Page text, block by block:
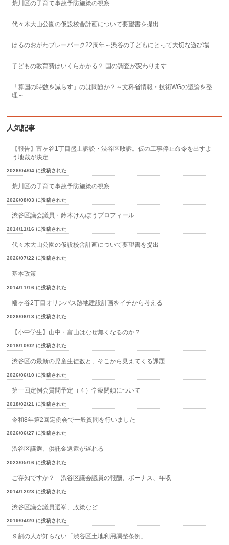
荒川区の子育て事故予防施策の視察
代々木大山公園の仮設校舎計画について要望書を提出
はるのおがわプレーパーク22周年～渋谷の子どもにとって大切な遊び場
子どもの教育費はいくらかかる？ 国の調査が変わります
「算国の時数を減らす」のは問題か？～文科省情報・技術WGの議論を整
理～
人気記事
【報告】富ヶ谷1丁目盛土訴訟・渋谷区敗訴。仮の工事停止命令を出すよ
う地裁が決定
2026/04/04 に投稿された
荒川区の子育て事故予防施策の視察
2026/08/03 に投稿された
渋谷区議会議員・鈴木けんぽうプロフィール
2014/11/16 に投稿された
代々木大山公園の仮設校舎計画について要望書を提出
2026/07/22 に投稿された
基本政策
2014/11/16 に投稿された
幡ヶ谷2丁目オリンパス跡地建設計画をイチから考える
2026/06/13 に投稿された
【小中学生】山中・富山はなぜ無くなるのか？
2018/10/02 に投稿された
渋谷区の最新の児童生徒数と、そこから見えてくる課題
2026/06/10 に投稿された
第一回定例会質問予定（４）学級閉鎖について
2018/02/21 に投稿された
令和8年第2回定例会で一般質問を行いました
2026/06/27 に投稿された
渋谷区議選、供託金返還が遅れる
2023/05/16 に投稿された
ご存知ですか？ 渋谷区議会議員の報酬、ボーナス、年収
2014/12/23 に投稿された
渋谷区議会議員選挙、政策など
2019/04/20 に投稿された
９割の人が知らない「渋谷区土地利用調整条例」